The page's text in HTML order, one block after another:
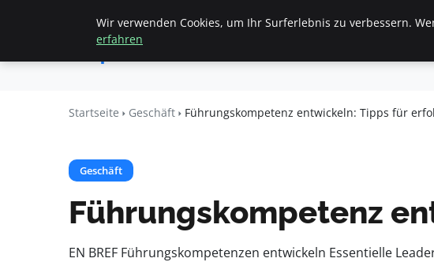
Apemania
Startseite Allgemein
Startseite Geschäft Führungskompetenz entwickeln: Tipps für
Geschäft
Führungskompetenz
EN BREF Führungskompetenzen entwickeln Essentielle
Wir verwenden Cookies, um Ihr Surferlebnis zu verbessern.
erfahren